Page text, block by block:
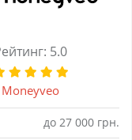
5.0
Moneyveo
до 27 000 грн.